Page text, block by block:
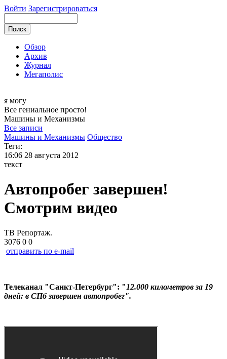
Войти Зарегистрироваться
Обзор
Архив
Журнал
Мегаполис
я могу
Все гениальное просто!
Машины и Механизмы
Все записи
Машины и Механизмы Общество
Теги:
16:06 28 августа 2012
текст
Автопробег завершен!
Смотрим видео
ТB Репортаж.
3076 0 0
отправить по e-mail
Телеканал "Санкт-Петербург": " 12.000 километров за 19
дней: в СПб завершен автопробег".